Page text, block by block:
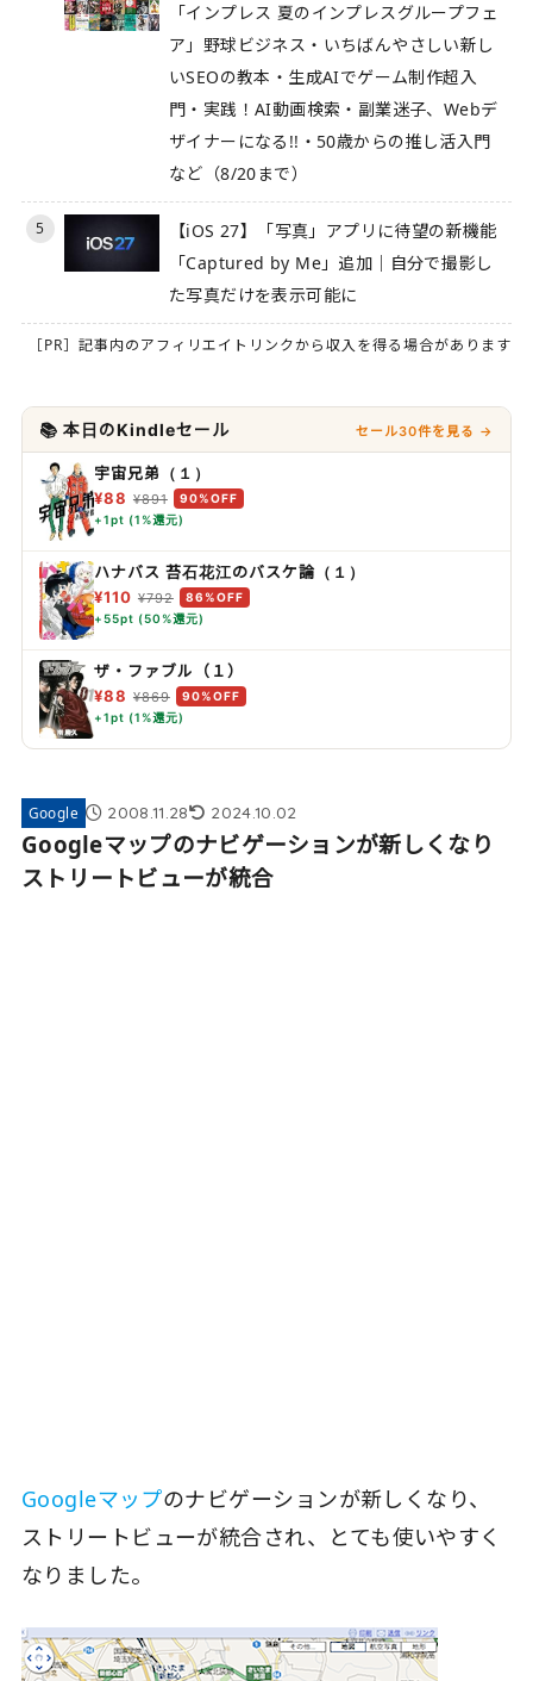
「インプレス 夏のインプレスグループフェ
ア」野球ビジネス・いちばんやさしい新し
いSEOの教本・生成AIでゲーム制作超入
門・実践！AI動画検索・副業迷子、Webデ
ザイナーになる!!・50歳からの推し活入門
など（8/20まで）
5
【iOS 27】「写真」アプリに待望の新機能
「Captured by Me」追加｜自分で撮影し
た写真だけを表示可能に
［PR］記事内のアフィリエイトリンクから収入を得る場合があります
📚 本日のKindleセール セール30件を見る →
宇宙兄弟（１）
¥88 ¥891
90%OFF
+1pt (1%還元)
ハナバス 苔石花江のバスケ論（１）
¥110 ¥792
86%OFF
+55pt (50%還元)
ザ・ファブル（１）
¥88 ¥869
90%OFF
+1pt (1%還元)
Google 2008.11.28 2024.10.02
Googleマップのナビゲーションが新しくなり
ストリートビューが統合
Googleマップのナビゲーションが新しくなり、
ストリートビューが統合され、とても使いやすく
なりました。